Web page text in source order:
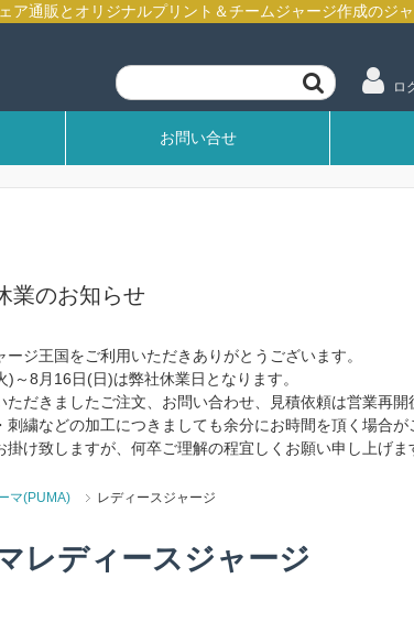
ロ
お問い合せ
業のお知らせ
ージ王国をご利用いただきありがとうございます。
)～8月16日(日)は弊社休業日となります。
ただきましたご注文、お問い合わせ、見積依頼は営業再開
刺繍などの加工につきましても余分にお時間を頂く場合が
掛け致しますが、何卒ご理解の程宜しくお願い申し上げま
マ(PUMA) レディースジャージ
レディースジャージ